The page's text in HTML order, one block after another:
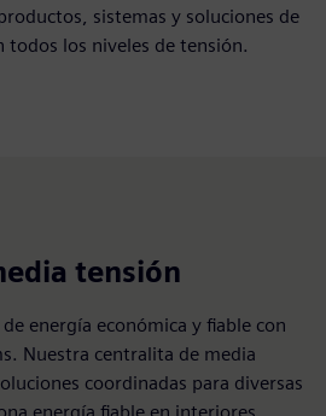
sistemas y soluciones de
los niveles de tensión.
tensión
energía económica y fiable con
Nuestra centralita de media
coordinadas para diversas